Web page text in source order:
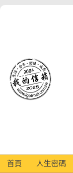
首頁 人生密碼